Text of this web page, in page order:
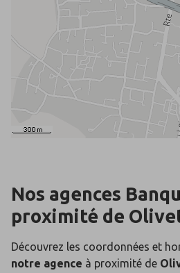
Nos agences
proximité de
Découvrez les coordonnées et
notre agence à proximité de